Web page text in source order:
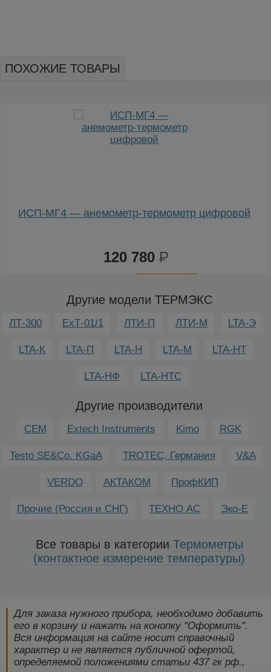
ПОХОЖИЕ ТОВАРЫ
ИСП-МГ4 — анемометр-термометр цифровой
120 780Р
Другие модели ТЕРМЭКС
ЛТ-300 ЕхТ-01/1 ЛТИ-П ЛТИ-М LTA-Э
LTA-К LTA-П LTA-Н LTA-М LTA-НТ
LTA-НФ LTA-НТС
Другие производители
CEM Extech Instruments Kimo RGK
Testo SE&Co. KGaA TROTEC, Германия V&A
VERDO АКТАКОМ ПрофКИП
Прочие (Россия и СНГ) ТЕХНО АС Эко-Е
Все товары в категории Термометры
(контактное измерение температуры)
Для заказа нужного прибора, необходимо добавить
его в корзину и нажать на конопку "Оформить".
Вся информация на сайте носит справочный
характер и не является публичной офертой,
определяемой положениями статьи 437 гк рф.,